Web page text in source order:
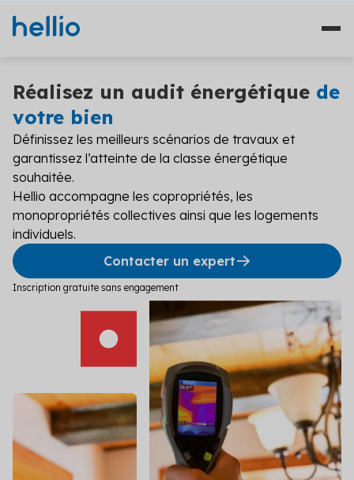
Nos solutions
Études
Travaux
Financement
Plateformes
Fourniture d'énergie
Solutions diagnostics (4)
Le DPE et PPT sont obligatoires : mettez vos
copropriétés en conformité
Amélioration DPE
Quittez le statut de passoire thermique et évitez
l’interdiction de location
Qui sommes-nous ?
Témoignages
Ressources
Réalisez un audit énergétique de
votre bien
Définissez les meilleurs scénarios de travaux et
garantissez l’atteinte de la classe énergétique
souhaitée.
Hellio accompagne les copropriétés, les
monopropriétés collectives ainsi que les logements
individuels.
Contacter un expert
Inscription gratuite sans engagement